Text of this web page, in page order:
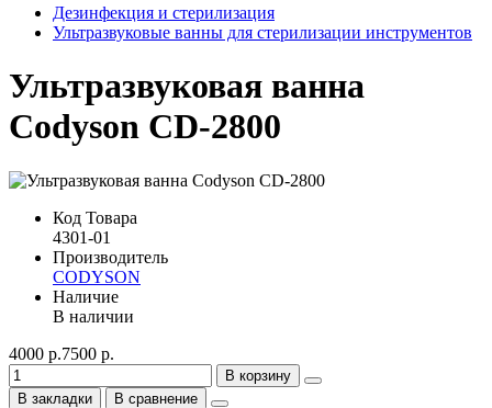
Дезинфекция и стерилизация
Ультразвуковые ванны для стерилизации инструментов
Ультразвуковая ванна
Codyson CD-2800
Код Товара
4301-01
Производитель
CODYSON
Наличие
В наличии
4000 р.7500 р.
В корзину
В закладки
В сравнение